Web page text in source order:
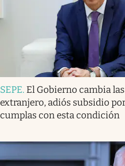
SEPE. El Gobierno cambia
extranjero, adiós subsidio
cumplas con esta condición